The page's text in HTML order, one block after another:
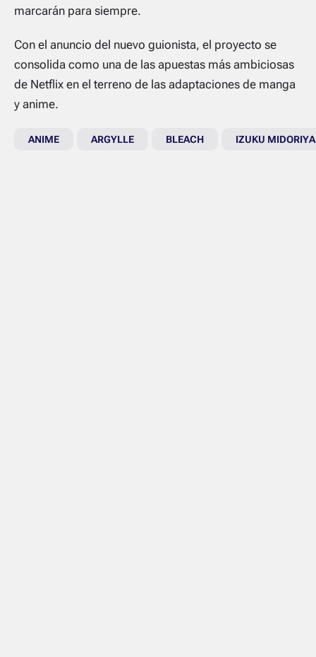
marcarán para siempre.
Con el anuncio del nuevo guionista, el proyecto se
consolida como una de las apuestas más ambiciosas
de Netflix en el terreno de las adaptaciones de manga
y anime.
ANIME ARGYLLE BLEACH IZUKU MIDORIYA